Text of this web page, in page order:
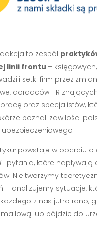
to zespół
linii frontu –
setki firm przez
doradców HR
oraz specjalistów,
poznali zawiłości
powstaje w oparciu o
i pytania, które napływają
Nie tworzymy
– analizujemy sytuacje,
z nas jutro rano,
mailową lub pójdzie do